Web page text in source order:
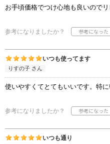
お手頃価格でつけ心地も良いのでリ
参考になりましたか？
いつも使ってます
りすの子 さん
使いやすくてとてもいいです。特
参考になりましたか？
いつも通り